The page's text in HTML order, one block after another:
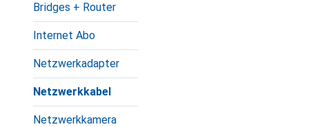
Bridges + Router
Internet Abo
Netzwerkadapter
Netzwerkkabel
Netzwerkkamera